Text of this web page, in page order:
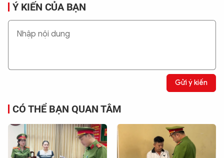
Ý KIẾN CỦA BẠN
Gửi ý kiến
CÓ THỂ BẠN QUAN TÂM